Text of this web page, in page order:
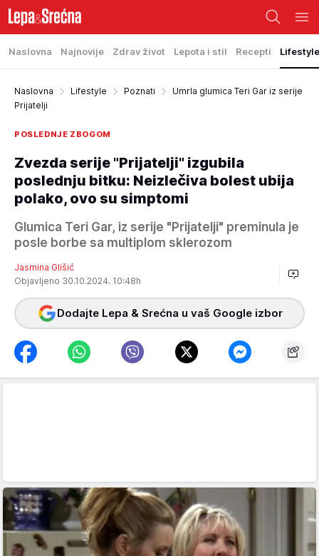
Naslovna Najnovije Zdrav život Lepota i stil Recepti Lifestyle
Naslovna Lifestyle Poznati
Umrla glumica Teri Gar iz serije
Prijatelji
POSLEDNJE ZBOGOM
Zvezda serije "Prijatelji" izgubila
poslednju bitku: Neizlečiva bolest ubija
polako, ovo su simptomi
Glumica Teri Gar, iz serije "Prijatelji" preminula je
posle borbe sa multiplom sklerozom
Jasmina Glišić
Objavljeno 30.10.2024. 10:48h
Dodajte Lepa & Srećna u vaš Google izbor